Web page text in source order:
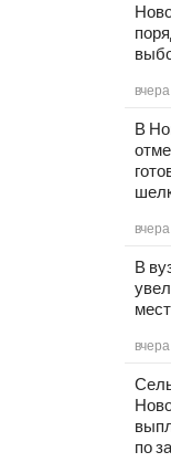
В
В
мест
по